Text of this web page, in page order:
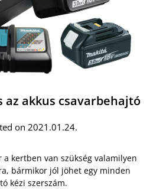
az akkus csavarbehajtó
on 2021.01.24.
kertben van szükség valamilyen
bármikor jól jöhet egy minden
kézi szerszám.